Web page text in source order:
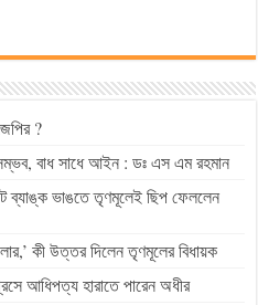
?
বাধ সাধে আইন : ডঃ এস এম রহমান
ভাঙতে তৃণমূলেই ছিপ ফেললেন
কী উত্তর দিলেন তৃণমূলের বিধায়ক
আধিপত্য হারাতে পারেন অধীর